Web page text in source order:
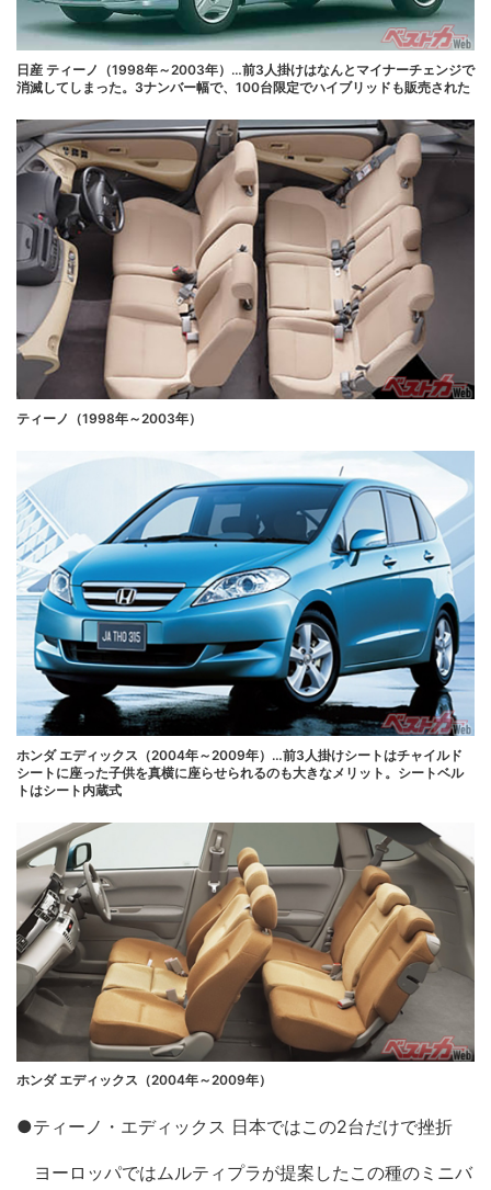
日産 ティーノ（1998年～2003年）…前3人掛けはなんとマイナーチェンジで
消滅してしまった。3ナンバー幅で、100台限定でハイブリッドも販売された
ティーノ（1998年～2003年）
ホンダ エディックス（2004年～2009年）…前3人掛けシートはチャイルド
シートに座った子供を真横に座らせられるのも大きなメリット。シートベル
トはシート内蔵式
ホンダ エディックス（2004年～2009年）
●ティーノ・エディックス 日本ではこの2台だけで挫折
ヨーロッパではムルティプラが提案したこの種のミニバ